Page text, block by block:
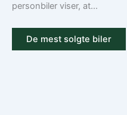
personbiler viser, at...
De mest solgte biler